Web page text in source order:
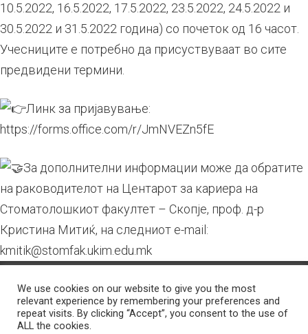
10.5.2022, 16.5.2022, 17.5.2022, 23.5.2022, 24.5.2022 и
30.5.2022 и 31.5.2022 година) со почеток од 16 часот.
Учесниците е потребно да присуствуваат во сите
предвидени термини.
Линк за пријавување:
https://forms.office.com/r/JmNVEZn5fE
За дополнителни информации може да обратите
на раководителот на Центарот за кариера на
Стоматолошкиот факултет – Скопје, проф. д-р
Кристина Митиќ, на следниот e-mail:
kmitik@stomfak.ukim.edu.mk
во Скопје
Developed by Unet
FacebookInstagram
We use cookies on our website to give you the most
relevant experience by remembering your preferences and
repeat visits. By clicking “Accept”, you consent to the use of
ALL the cookies.